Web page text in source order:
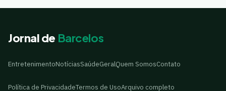
Jornal de Barcelos
EntretenimentoNotíciasSaúdeGeralQuem SomosContato
Política de PrivacidadeTermos de UsoArquivo completo